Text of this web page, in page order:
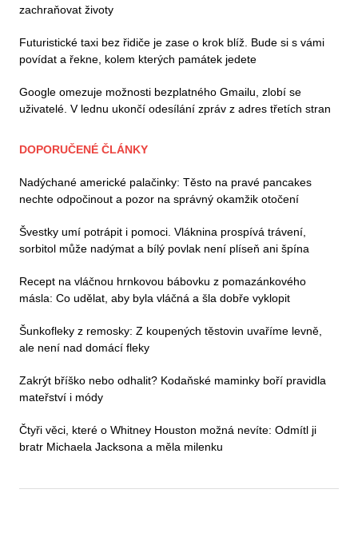
zachraňovat životy
Futuristické taxi bez řidiče je zase o krok blíž. Bude si s vámi
povídat a řekne, kolem kterých památek jedete
Google omezuje možnosti bezplatného Gmailu, zlobí se
uživatelé. V lednu ukončí odesílání zpráv z adres třetích stran
DOPORUČENÉ ČLÁNKY
Nadýchané americké palačinky: Těsto na pravé pancakes
nechte odpočinout a pozor na správný okamžik otočení
Švestky umí potrápit i pomoci. Vláknina prospívá trávení,
sorbitol může nadýmat a bílý povlak není plíseň ani špína
Recept na vláčnou hrnkovou bábovku z pomazánkového
másla: Co udělat, aby byla vláčná a šla dobře vyklopit
Šunkofleky z remosky: Z koupených těstovin uvaříme levně,
ale není nad domácí fleky
Zakrýt bříško nebo odhalit? Kodaňské maminky boří pravidla
mateřství i módy
Čtyři věci, které o Whitney Houston možná nevíte: Odmítl ji
bratr Michaela Jacksona a měla milenku